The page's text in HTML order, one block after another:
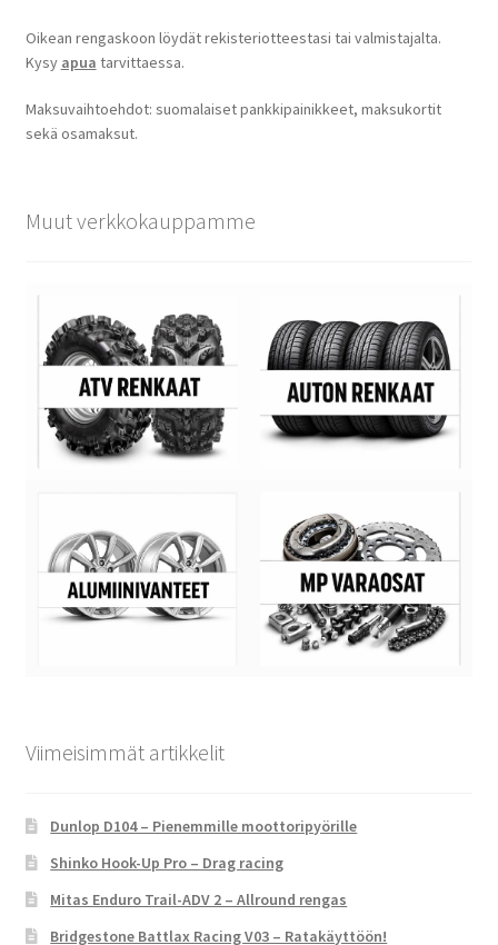
Oikean rengaskoon löydät rekisteriotteestasi tai valmistajalta.
Kysy apua tarvittaessa.
Maksuvaihtoehdot: suomalaiset pankkipainikkeet, maksukortit
sekä osamaksut.
Muut verkkokauppamme
Viimeisimmät artikkelit
Dunlop D104 – Pienemmille moottoripyörille
Shinko Hook-Up Pro – Drag racing
Mitas Enduro Trail-ADV 2 – Allround rengas
Bridgestone Battlax Racing V03 – Ratakäyttöön!